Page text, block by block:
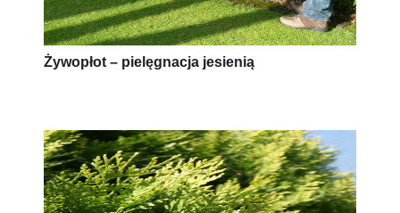
Żywopłot – pielęgnacja jesienią